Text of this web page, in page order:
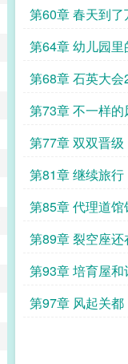
炼规划
第60章 春天到
第64章 幼儿园里
第68章 石英大会
第73章 不一样的
第77章 双双晋级
第81章 继续旅行
第85章 代理道馆
第89章 裂空座
上
第93章 培育屋和
第97章 风起关都